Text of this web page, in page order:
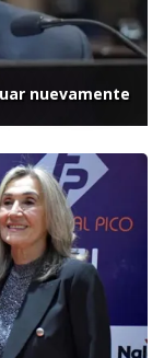
nuevamente